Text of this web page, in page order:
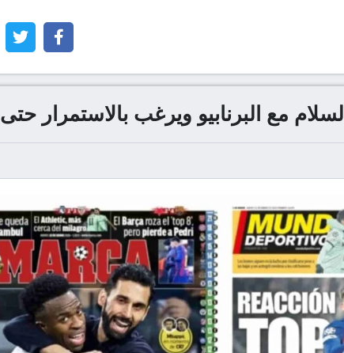
مع البرنابيو ويرغب بالاستمرار حتى 2027”